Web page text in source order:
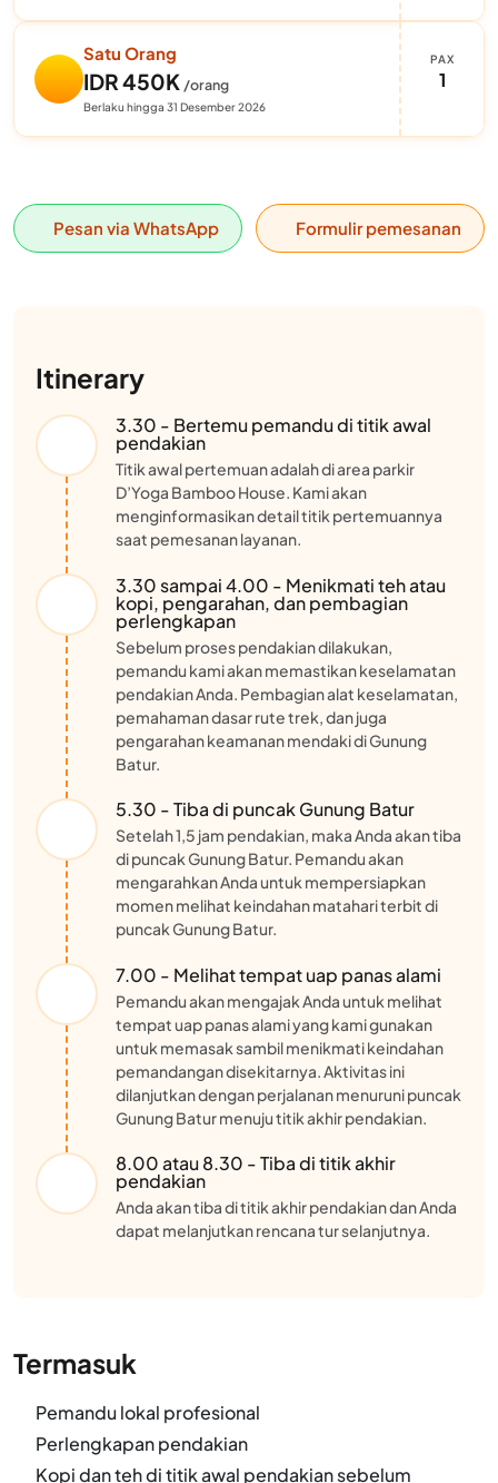
Satu Orang
IDR 450K /orang
Berlaku hingga 31 Desember 2026
PAX
1
Pesan via WhatsApp Formulir pemesanan
Itinerary
3.30 - Bertemu pemandu di titik awal
pendakian
Titik awal pertemuan adalah di area parkir
D’Yoga Bamboo House. Kami akan
menginformasikan detail titik pertemuannya
saat pemesanan layanan.
3.30 sampai 4.00 - Menikmati teh atau
kopi, pengarahan, dan pembagian
perlengkapan
Sebelum proses pendakian dilakukan,
pemandu kami akan memastikan keselamatan
pendakian Anda. Pembagian alat keselamatan,
pemahaman dasar rute trek, dan juga
pengarahan keamanan mendaki di Gunung
Batur.
5.30 - Tiba di puncak Gunung Batur
Setelah 1,5 jam pendakian, maka Anda akan tiba
di puncak Gunung Batur. Pemandu akan
mengarahkan Anda untuk mempersiapkan
momen melihat keindahan matahari terbit di
puncak Gunung Batur.
7.00 - Melihat tempat uap panas alami
Pemandu akan mengajak Anda untuk melihat
tempat uap panas alami yang kami gunakan
untuk memasak sambil menikmati keindahan
pemandangan disekitarnya. Aktivitas ini
dilanjutkan dengan perjalanan menuruni puncak
Gunung Batur menuju titik akhir pendakian.
8.00 atau 8.30 - Tiba di titik akhir
pendakian
Anda akan tiba di titik akhir pendakian dan Anda
dapat melanjutkan rencana tur selanjutnya.
Termasuk
Pemandu lokal profesional
Perlengkapan pendakian
Kopi dan teh di titik awal pendakian sebelum